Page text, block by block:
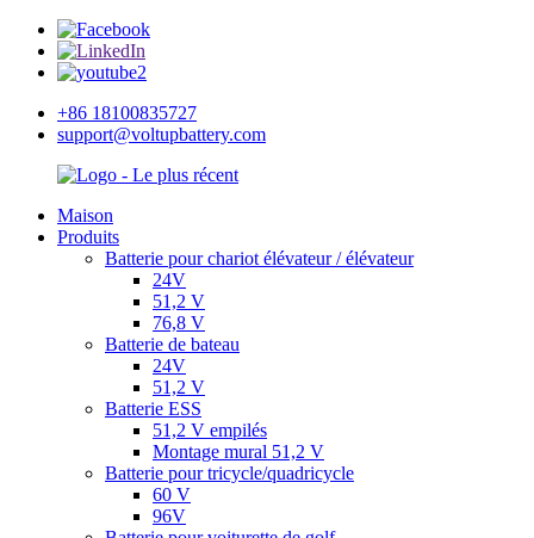
+86 18100835727
support@voltupbattery.com
Maison
Produits
Batterie pour chariot élévateur / élévateur
24V
51,2 V
76,8 V
Batterie de bateau
24V
51,2 V
Batterie ESS
51,2 V empilés
Montage mural 51,2 V
Batterie pour tricycle/quadricycle
60 V
96V